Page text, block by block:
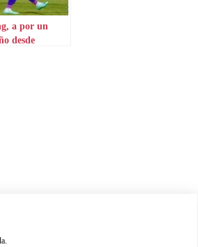
a por un
desde